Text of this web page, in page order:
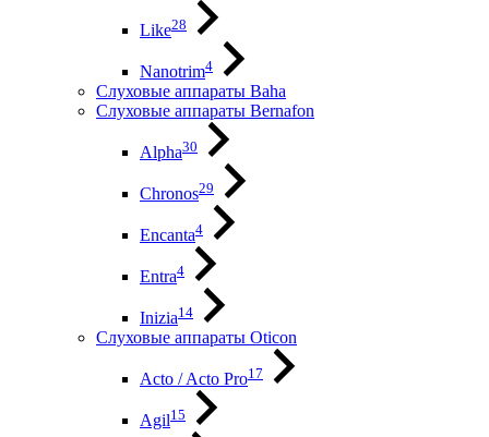
Like28
Nanotrim4
Слуховые аппараты Baha
Слуховые аппараты Bernafon
Alpha30
Chronos29
Encanta4
Entra4
Inizia14
Слуховые аппараты Oticon
Acto / Acto Pro17
Agil15